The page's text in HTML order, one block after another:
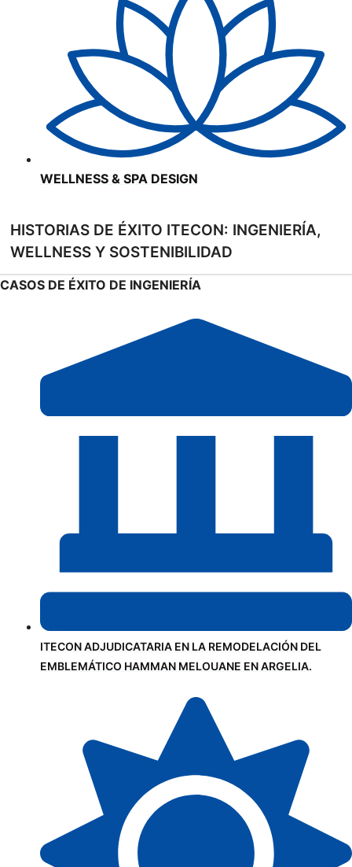
WELLNESS & SPA DESIGN
HISTORIAS DE ÉXITO ITECON: INGENIERÍA,
WELLNESS Y SOSTENIBILIDAD
CASOS DE ÉXITO DE INGENIERÍA
ITECON ADJUDICATARIA EN LA REMODELACIÓN DEL
EMBLEMÁTICO HAMMAN MELOUANE EN ARGELIA.